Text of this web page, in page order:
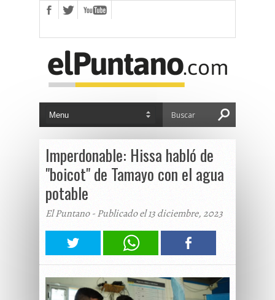
Imperdonable: Hissa habló de
"boicot" de Tamayo con el agua
potable
El Puntano - Publicado el 13 diciembre, 2023